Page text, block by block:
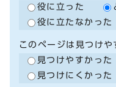
役に立った
役に立たなかった
このページは見つけや
見つけやすかった
見つけにくかった